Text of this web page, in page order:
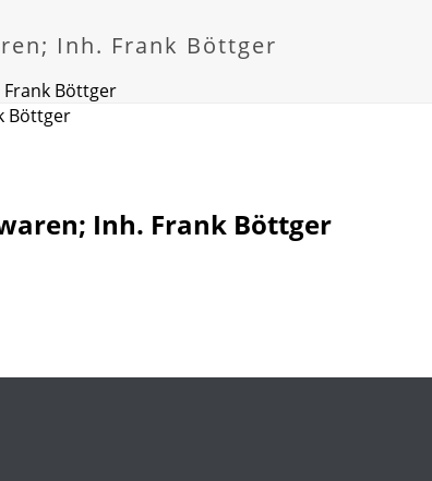
Inh. Frank Böttger
Frank Böttger
Inh. Frank Böttger